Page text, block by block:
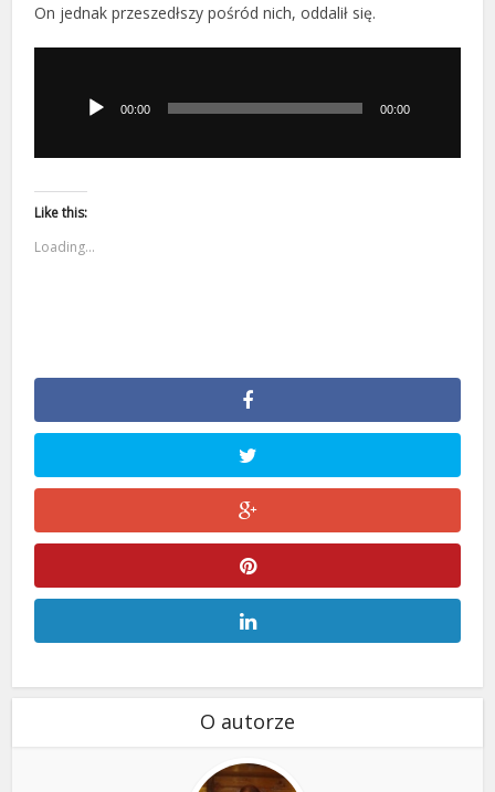
On jednak przeszedłszy pośród nich, oddalił się.
dźwiękowych00:00 00:00
Like this:
Loading...
O autorze